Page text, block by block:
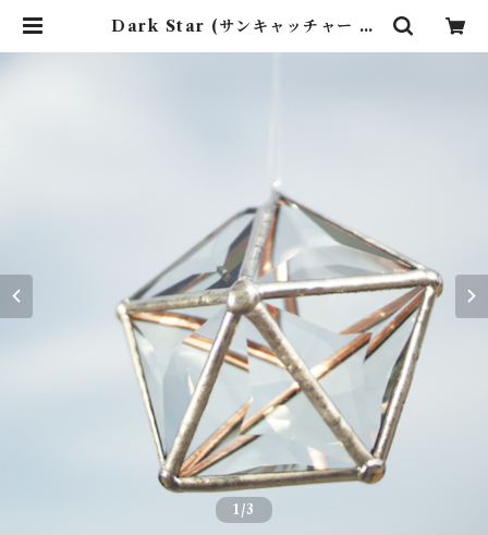
Dark Star (サンキャッチャー ・
1/3